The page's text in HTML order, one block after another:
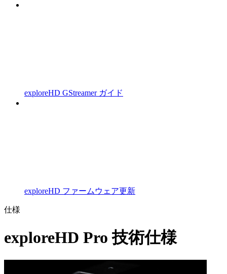
exploreHD GStreamer ガイド
exploreHD ファームウェア更新
仕様
exploreHD Pro 技術仕様